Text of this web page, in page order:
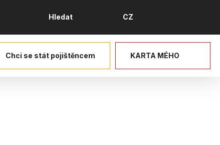
Hledat Jazyk
CZ
Chci se stát pojištěncem KARTA MÉHO